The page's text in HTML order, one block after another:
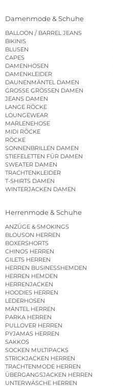
Damenmode & Schuhe
BALLOON / BARREL JEANS
BIKINIS
BLUSEN
CAPES
DAMENHOSEN
DAMENKLEIDER
DAUNENMÄNTEL DAMEN
GROSSE GRÖSSEN DAMEN
JEANS DAMEN
LANGE RÖCKE
LOUNGEWEAR
MARLENEHOSE
MIDI RÖCKE
RÖCKE
SONNENBRILLEN DAMEN
STIEFELETTEN FÜR DAMEN
SWEATER DAMEN
TRACHTENKLEIDER
T-SHIRTS DAMEN
WINTERJACKEN DAMEN
Herrenmode & Schuhe
ANZÜGE & SMOKINGS
BLOUSON HERREN
BOXERSHORTS
CHINOS HERREN
GILETS HERREN
HERREN BUSINESSHEMDEN
HERREN HEMDEN
HERRENJACKEN
HOODIES HERREN
LEDERHOSEN
MÄNTEL HERREN
PARKA HERREN
PULLOVER HERREN
PYJAMAS HERREN
SAKKOS
SOCKEN MULTIPACKS
STRICKJACKEN HERREN
TRACHTENMODE HERREN
ÜBERGANGSJACKEN HERREN
UNTERWÄSCHE HERREN